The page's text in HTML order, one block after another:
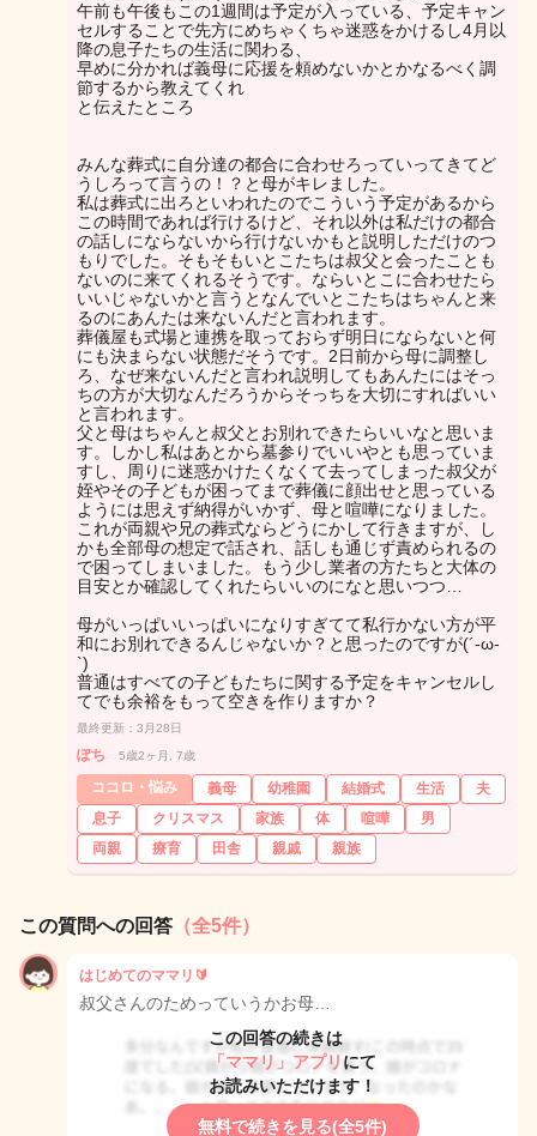
午前も午後もこの1週間は予定が入っている、予定キャン
セルすることで先方にめちゃくちゃ迷惑をかけるし4月以
降の息子たちの生活に関わる、
早めに分かれば義母に応援を頼めないかとかなるべく調
節するから教えてくれ
と伝えたところ
みんな葬式に自分達の都合に合わせろっていってきてど
うしろって言うの！？と母がキレました。
私は葬式に出ろといわれたのでこういう予定があるから
この時間であれば行けるけど、それ以外は私だけの都合
の話しにならないから行けないかもと説明しただけのつ
もりでした。そもそもいとこたちは叔父と会ったことも
ないのに来てくれるそうです。ならいとこに合わせたら
いいじゃないかと言うとなんでいとこたちはちゃんと来
るのにあんたは来ないんだと言われます。
葬儀屋も式場と連携を取っておらず明日にならないと何
にも決まらない状態だそうです。2日前から母に調整し
ろ、なぜ来ないんだと言われ説明してもあんたにはそっ
ちの方が大切なんだろうからそっちを大切にすればいい
と言われます。
父と母はちゃんと叔父とお別れできたらいいなと思いま
す。しかし私はあとから墓参りでいいやとも思っていま
すし、周りに迷惑かけたくなくて去ってしまった叔父が
姪やその子どもが困ってまで葬儀に顔出せと思っている
ようには思えず納得がいかず、母と喧嘩になりました。
これが両親や兄の葬式ならどうにかして行きますが、し
かも全部母の想定で話され、話しも通じず責められるの
で困ってしまいました。もう少し業者の方たちと大体の
目安とか確認してくれたらいいのになと思いつつ…
母がいっぱいいっぱいになりすぎてて私行かない方が平
和にお別れできるんじゃないか？と思ったのですが(´-ω-
`)
普通はすべての子どもたちに関する予定をキャンセルし
てでも余裕をもって空きを作りますか？
最終更新：3月28日
ぽち 5歳2ヶ月, 7歳
ココロ・悩み 義母 幼稚園 結婚式 生活
夫
息子
クリスマス 家族 体 喧嘩
男
両親
療育 田舎 親戚 親族
この質問への回答 （全5件）
はじめてのママリ🔰
叔父さんのためっていうかお母…
この回答の続きは
「ママリ」アプリ にて
お読みいただけます！
無料で続きを見る(全5件)